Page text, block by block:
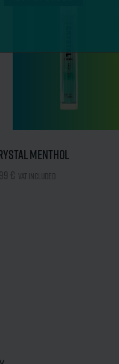
Menthol
€ VAT included